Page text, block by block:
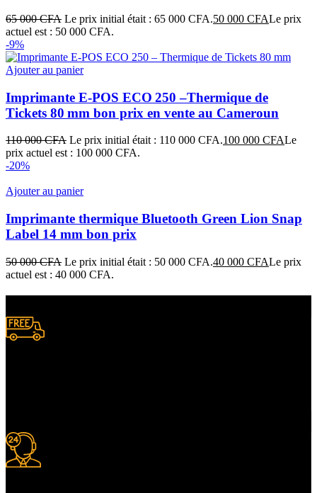
65 000CFA Le prix initial était : 65 000 CFA.50 000 CFALe prix
actuel est : 50 000 CFA.
-9%
Ajouter au panier
Imprimante E-POS ECO 250 –Thermique de
Tickets 80 mm bon prix en vente au Cameroun
110 000CFA Le prix initial était : 110 000 CFA.100 000 CFALe
prix actuel est : 100 000 CFA.
-20%
Ajouter au panier
Imprimante thermique Bluetooth Green Lion Snap
Label 14 mm bon prix
50 000CFA Le prix initial était : 50 000 CFA.40 000 CFALe prix
actuel est : 40 000 CFA.